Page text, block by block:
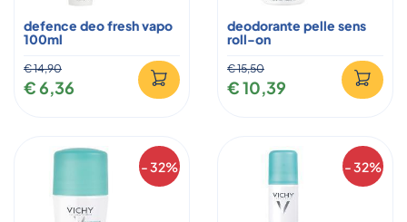
defence deo fresh vapo
100ml
€ 14,90
€ 6,36
deodorante pelle sens
roll-on
€ 15,50
€ 10,39
- 32% - 32%